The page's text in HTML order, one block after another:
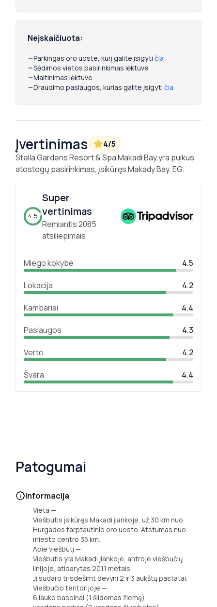
Neįskaičiuota:
Parkingas oro uoste, kurį galite įsigyti čia
Sėdimos vietos pasirinkimas lėktuve
Maitinimas lėktuve
Draudimo paslaugos, kurias galite įsigyti čia
Įvertinimas 4/5
Stella Gardens Resort & Spa Makadi Bay yra puikus
atostogų pasirinkimas, įsikūręs Makady Bay, EG.
4.5
Super
vertinimas
Remiantis2085
atsiliepimais
Miego kokybė 4.5
Lokacija 4.2
Kambariai 4.4
Paslaugos 4.3
Vertė 4.2
Švara 4.4
Patogumai
Informacija
Vieta —
Viešbutis įsikūręs Makadi įlankoje, už 30 km nuo
Hurgados tarptautinio oro uosto. Atstumas nuo
miesto centro 35 km.
Apie viešbutį —
Viešbutis yra Makadi įlankoje, antroje viešbučių
linijoje, atidarytas 2011 metais.
Jį sudaro trisdešimt devyni 2 ir 3 aukštų pastatai.
Viešbučio teritorijoje —
6 lauko baseinai (1 šildomas žiemą)